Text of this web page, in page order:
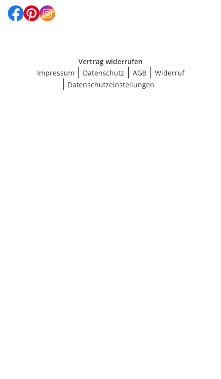
Vertrag widerrufen
Impressum
Datenschutz AGB
Widerruf
Datenschutzeinstellungen